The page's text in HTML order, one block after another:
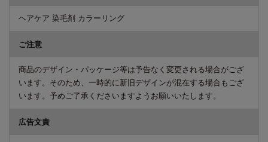
ヘアケア 染毛剤 カラーリング
ご注意
商品のデザイン・パッケージ等は予告なく変更される場合がござ
います。そのため、一時的に新旧デザインが混在する場合もござ
います。予めご了承くださいますようお願いいたします。
広告文責